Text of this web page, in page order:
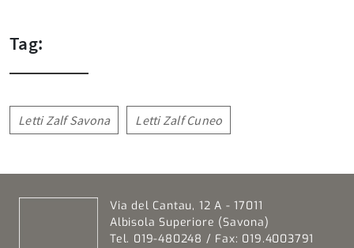
Tag:
Letti Zalf Savona Letti Zalf Cuneo
Via del Cantau, 12 A - 17011
Albisola Superiore (Savona)
Tel. 019-480248 / Fax: 019.4003791